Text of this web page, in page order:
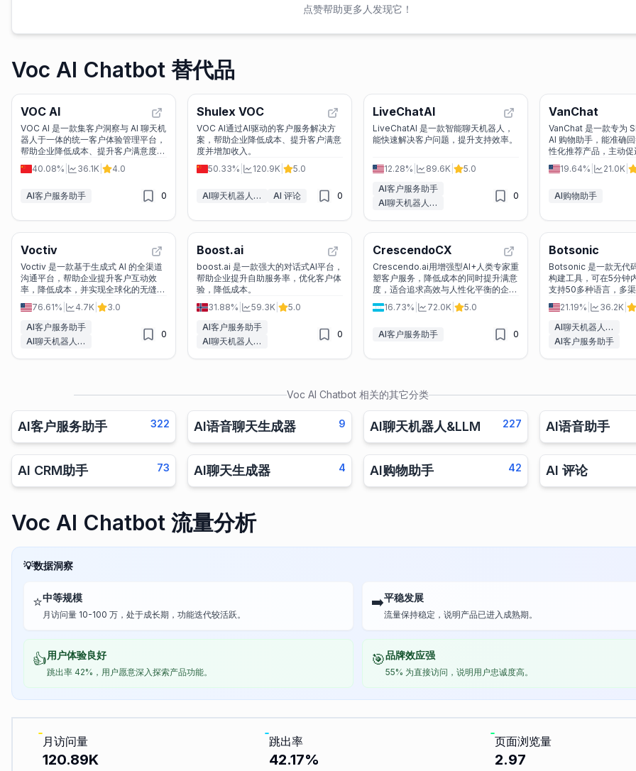
点赞帮助更多人发现它！
Voc AI Chatbot 替代品
VOC AI
VOC AI 是一款集客户洞察与 AI 聊天机
器人于一体的统一客户体验管理平台，
帮助企业降低成本、提升客户满意度并
促进销售增长。
40.08% 36.1K 4.0
AI客户服务助手 0
Shulex VOC
VOC AI通过AI驱动的客户服务解决方
案，帮助企业降低成本、提升客户满意
度并增加收入。
50.33%
120.9K 5.0
AI聊天机器人&LLM AI 评论 0
LiveChatAI
LiveChatAI 是一款智能聊天机器人，
能快速解决客户问题，提升支持效率。
12.28% 89.6K
5.0
AI客户服务助手
AI聊天机器人构建工具
0
VanChat
VanChat 是一款专为
AI 购物助手，能准确
性化推荐产品，主动
家轻松提升转化率。
19.64% 21.0K
AI购物助手
Voctiv
Voctiv 是一款基于生成式 AI 的全渠道
沟通平台，帮助企业提升客户互动效
率，降低成本，并实现全球化的无缝沟
通。
76.61% 4.7K
3.0
AI客户服务助手
AI聊天机器人&LLM
0
Boost.ai
boost.ai 是一款强大的对话式AI平台，
帮助企业提升自助服务率，优化客户体
验，降低成本。
31.88%
59.3K
5.0
AI客户服务助手
AI聊天机器人构建工具
0
CrescendoCX
Crescendo.ai用增强型AI+人类专家重
塑客户服务，降低成本的同时提升满意
度，适合追求高效与人性化平衡的企
业。
16.73% 72.0K 5.0
AI客户服务助手 0
Botsonic
Botsonic 是一款无代
构建工具，可在5分钟
支持50多种语言，多
提升客户参与度和支持
21.19% 36.2K
AI聊天机器人构建工具
AI客户服务助手
Voc AI Chatbot 相关的其它分类
AI客户服务助手 322 AI语音聊天生成器 9 AI聊天机器人&LLM 227 AI语音助手
AI CRM助手 73 AI聊天生成器 4 AI购物助手 42 AI 评论
Voc AI Chatbot 流量分析
💡数据洞察
⭐中等规模
月访问量 10-100 万，处于成长期，功能迭代较活跃。
➡️平稳发展
流量保持稳定，说明产品已进入成熟期。
👍用户体验良好
跳出率 42%，用户愿意深入探索产品功能。
🎯品牌效应强
55% 为直接访问，说明用户忠诚度高。
月访问量
120.89K
跳出率
42.17%
页面浏览量
2.97